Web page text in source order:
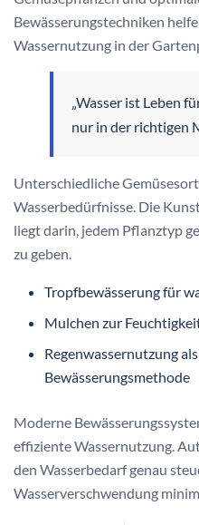
Bewässerungstechniken
Wassernutzung in der
„Wasser ist Leben
nur in der richtigen
Unterschiedliche
Wasserbedürfnisse. Die
liegt darin, jedem Pflanztyp
zu geben.
Tropfbewässerung für
Mulchen zur
Regenwassernutzung
Bewässerungsmethode
Moderne
effiziente Wassernutzung.
den Wasserbedarf genau
Wasserverschwendung